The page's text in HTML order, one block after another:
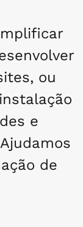
ou
e
de